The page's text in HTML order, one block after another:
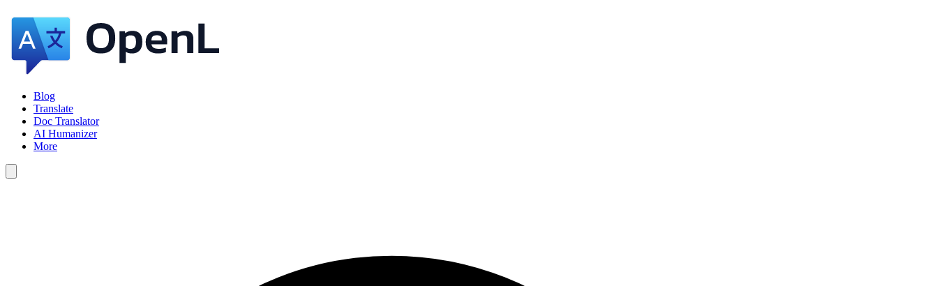
Blog
Translate
Doc Translator
AI Humanizer
More